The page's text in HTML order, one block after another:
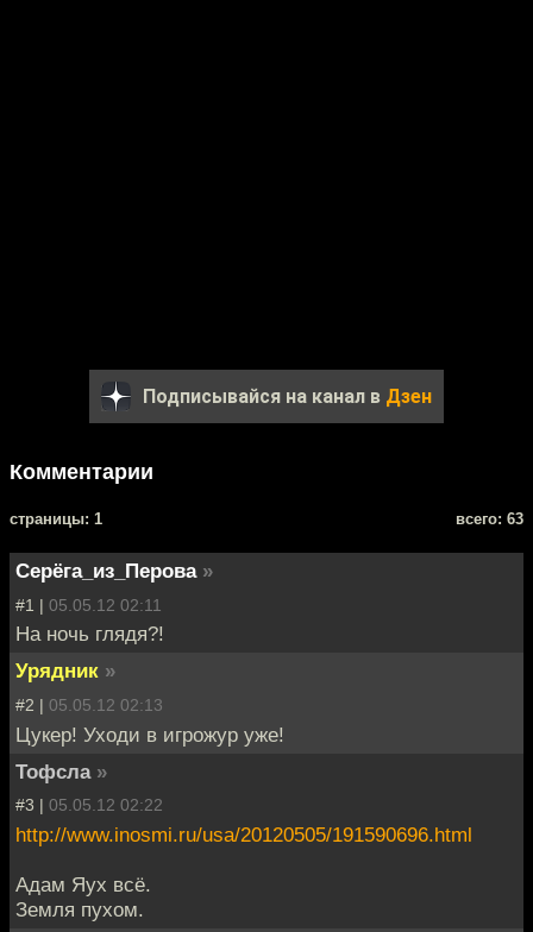
Подписывайся на канал в Дзен
Комментарии
cтраницы: 1 всего: 63
Серёга_из_Перова »
#1 | 05.05.12 02:11
На ночь глядя?!
Урядник »
#2 | 05.05.12 02:13
Цукер! Уходи в игрожур уже!
Тофсла »
#3 | 05.05.12 02:22
http://www.inosmi.ru/usa/20120505/191590696.html
Адам Яух всё.
Земля пухом.